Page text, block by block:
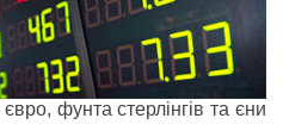
фунта стерлінгів та єни